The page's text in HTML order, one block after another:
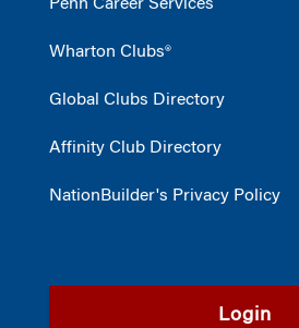
Penn Career Services
Wharton Clubs®
Global Clubs Directory
Affinity Club Directory
NationBuilder's Privacy Policy
Login